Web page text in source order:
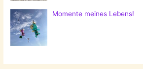
Momente meines Lebens!